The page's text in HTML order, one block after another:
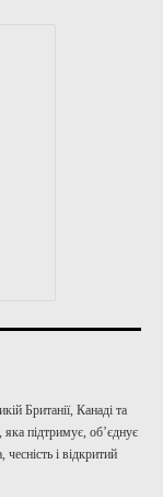
Британії, Канаді та
підтримує, об’єднує
і відкритий